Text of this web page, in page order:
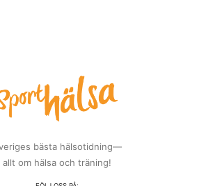
bästa hälsotidning—
allt om hälsa och träning!